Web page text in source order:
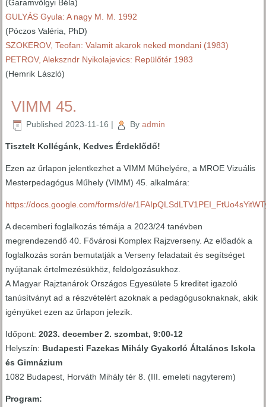
(Garamvölgyi Béla)
GULYÁS Gyula: A nagy M. M. 1992
(Póczos Valéria, PhD)
SZOKEROV, Teofan: Valamit akarok neked mondani (1983)
PETROV, Alekszndr Nyikolajevics: Repülőtér 1983
(Hemrik László)
VIMM 45.
Published 2023-11-16 | By admin
Tisztelt Kollégánk, Kedves Érdeklődő!
Ezen az űrlapon jelentkezhet a VIMM Műhelyére, a MROE Vizuális
Mesterpedagógus Műhely (VIMM) 45. alkalmára:
https://docs.google.com/forms/d/e/
A decemberi foglalkozás témája a 2023/24 tanévben
megrendezendő 40. Fővárosi Komplex Rajzverseny. Az előadók a
foglalkozás során bemutatják a Verseny feladatait és segítséget
nyújtanak értelmezésükhöz, feldolgozásukhoz.
A Magyar Rajztanárok Országos Egyesülete 5 kreditet igazoló
tanúsítványt ad a részvételért azoknak a pedagógusoknaknak, akik
igényüket ezen az űrlapon jelezik.
Időpont:2023. december 2. szombat, 9:00-12
Helyszín: Budapesti Fazekas Mihály Gyakorló Általános Iskola
és Gimnázium
1082 Budapest, Horváth Mihály tér 8. (III. emeleti nagyterem)
Program: